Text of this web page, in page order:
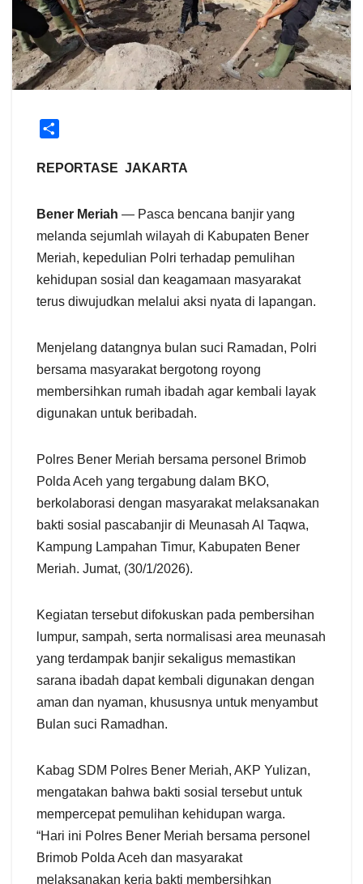
a
REPORTASE JAKARTA
Bener Meriah — Pasca bencana banjir yang
melanda sejumlah wilayah di Kabupaten Bener
Meriah, kepedulian Polri terhadap pemulihan
kehidupan sosial dan keagamaan masyarakat
terus diwujudkan melalui aksi nyata di lapangan.
Menjelang datangnya bulan suci Ramadan, Polri
bersama masyarakat bergotong royong
membersihkan rumah ibadah agar kembali layak
digunakan untuk beribadah.
Polres Bener Meriah bersama personel Brimob
Polda Aceh yang tergabung dalam BKO,
berkolaborasi dengan masyarakat melaksanakan
bakti sosial pascabanjir di Meunasah Al Taqwa,
Kampung Lampahan Timur, Kabupaten Bener
Meriah. Jumat, (30/1/2026).
Kegiatan tersebut difokuskan pada pembersihan
lumpur, sampah, serta normalisasi area meunasah
yang terdampak banjir sekaligus memastikan
sarana ibadah dapat kembali digunakan dengan
aman dan nyaman, khususnya untuk menyambut
Bulan suci Ramadhan.
Kabag SDM Polres Bener Meriah, AKP Yulizan,
mengatakan bahwa bakti sosial tersebut untuk
mempercepat pemulihan kehidupan warga.
“Hari ini Polres Bener Meriah bersama personel
Brimob Polda Aceh dan masyarakat
melaksanakan kerja bakti membersihkan